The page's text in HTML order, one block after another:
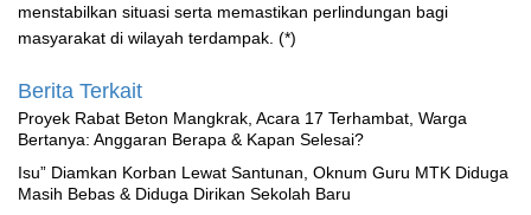
menstabilkan situasi serta memastikan perlindungan bagi
masyarakat di wilayah terdampak. (*)
Berita Terkait
Proyek Rabat Beton Mangkrak, Acara 17 Terhambat, Warga
Bertanya: Anggaran Berapa & Kapan Selesai?
‎Isu” Diamkan Korban Lewat Santunan, Oknum Guru MTK Diduga
Masih Bebas & Diduga Dirikan Sekolah Baru